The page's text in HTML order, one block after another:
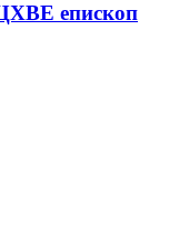
епископ